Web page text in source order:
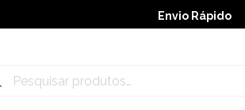
Envio Rápido
➚ Ofertas– Até 60%